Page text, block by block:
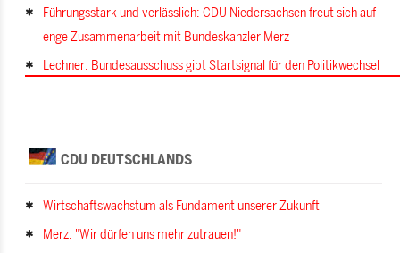
Führungsstark und verlässlich: CDU Niedersachsen freut sich auf
enge Zusammenarbeit mit Bundeskanzler Merz
Lechner: Bundesausschuss gibt Startsignal für den Politikwechsel
CDU DEUTSCHLANDS
Wirtschaftswachstum als Fundament unserer Zukunft
Merz: "Wir dürfen uns mehr zutrauen!"